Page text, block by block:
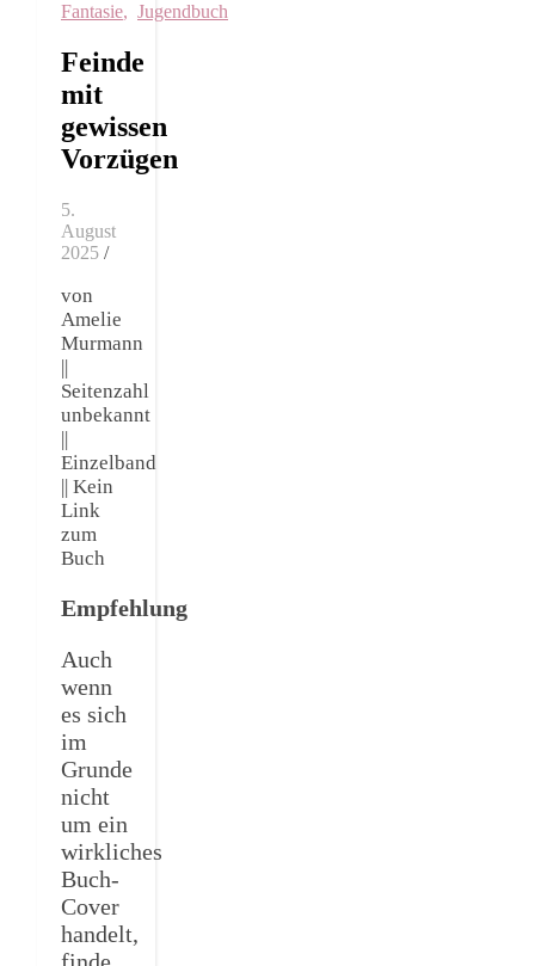
Fantasie, Jugendbuch
Feinde
mit
gewissen
Vorzügen
5.
August
2025 /
von
Amelie
Murmann
||
Seitenzahl
unbekannt
||
Einzelband
|| Kein
Link
zum
Buch
Empfehlung
Auch
wenn
es sich
im
Grunde
nicht
um ein
wirkliches
Buch-
Cover
handelt,